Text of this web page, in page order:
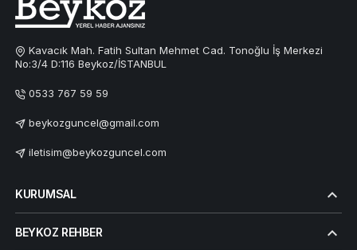
Kavacık Mah. Fatih Sultan Mehmet Cad. Tonoğlu İş Merkezi
No:3/4 D:116 Beykoz/İSTANBUL
0533 767 59 59
beykozguncel@gmail.com
iletisim@beykozguncel.com
KURUMSAL
BEYKOZ REHBER